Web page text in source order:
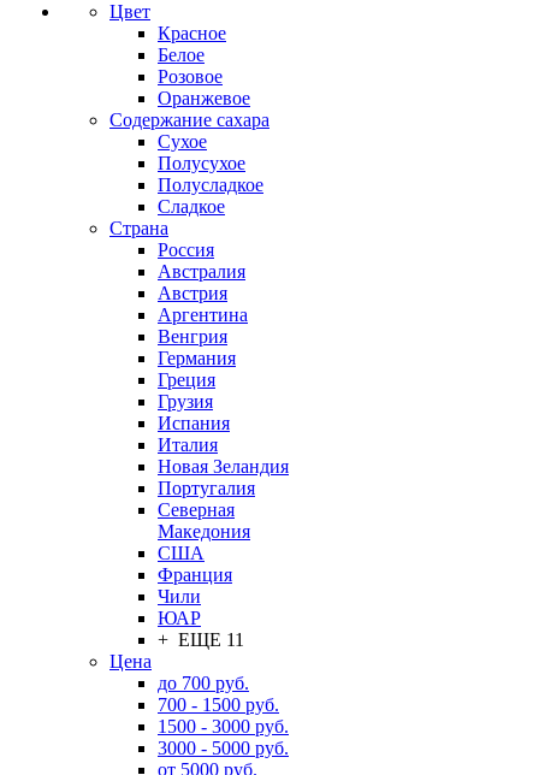
Цвет
Красное
Белое
Розовое
Оранжевое
Содержание сахара
Сухое
Полусухое
Полусладкое
Сладкое
Страна
Россия
Австралия
Австрия
Аргентина
Венгрия
Германия
Греция
Грузия
Испания
Италия
Новая Зеландия
Португалия
Северная
Македония
США
Франция
Чили
ЮАР
+ ЕЩЕ 11
Цена
до 700 руб.
700 - 1500 руб.
1500 - 3000 руб.
3000 - 5000 руб.
от 5000 руб.